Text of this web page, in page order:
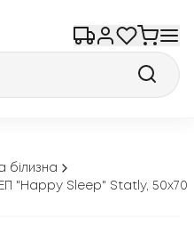
білизна
"Happy Sleep" Statly, 50x70